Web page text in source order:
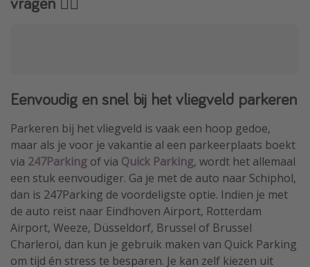
Eenvoudig en snel bij het vliegveld parkeren
Parkeren bij het vliegveld is vaak een hoop gedoe,
maar als je voor je vakantie al een parkeerplaats boekt
via 247Parking of via Quick Parking, wordt het allemaal
een stuk eenvoudiger. Ga je met de auto naar Schiphol,
dan is 247Parking de voordeligste optie. Indien je met
de auto reist naar Eindhoven Airport, Rotterdam
Airport, Weeze, Düsseldorf, Brussel of Brussel
Charleroi, dan kun je gebruik maken van Quick Parking
om tijd én stress te besparen. Je kan zelf kiezen uit